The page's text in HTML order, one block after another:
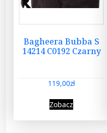
Bagheera Bubba S
14214 C0192 Czarny
119,00zł
Zobacz